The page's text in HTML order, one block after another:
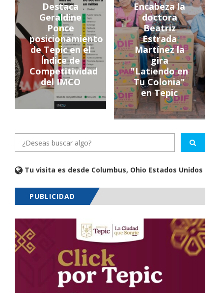
Destaca
Geraldine
Ponce
posicionamiento
de Tepic en el
Índice de
Competitividad
del IMCO
Encabeza la
doctora
Beatriz
Estrada
Martínez la
gira
"Latiendo en
Tu Colonia"
en Tepic
Tu visita es desde Columbus, Ohio Estados Unidos
PUBLICIDAD